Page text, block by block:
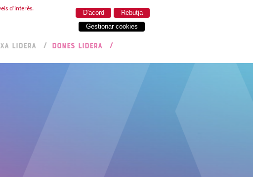
d’interès.
Rebutja
D'acord
Gestionar cookies
LIDERA DONES LIDERA